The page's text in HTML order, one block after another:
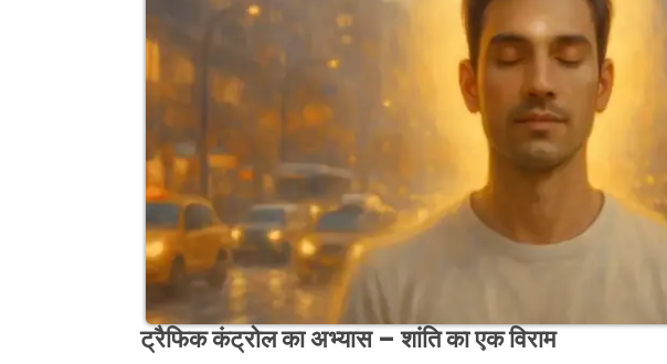
ट्रैफिक कंट्रोल का अभ्यास – शांति का एक विराम